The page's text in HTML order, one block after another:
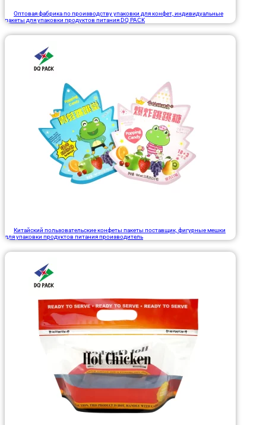
Оптовая фабрика по производству упаковки для конфет, индивидуальные
пакеты для упаковки продуктов питания DQ PACK
Китайский пользовательские конфеты пакеты поставщик, фигурные мешки
для упаковки продуктов питания производитель